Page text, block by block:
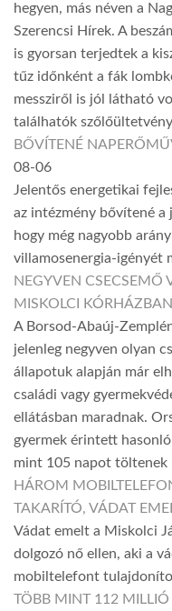
hegyen, más néven a
Szerencsi Hírek. A
is gyorsan terjedtek a
tűz időnként a fák
messziről is jól látható
találhatók
BŐVÍTENÉ
08-06
Jelentős energetikai
az intézmény bővítené a
hogy még nagyobb
villamosenergia-igényét
NEGYVEN CSECSEMŐ
MISKOLCI KÓRHÁZBAN
A Borsod-Abaúj-
jelenleg negyven olyan
állapotuk alapján már
családi vagy
ellátásban maradnak.
gyermek érintett
mint 105 napot töltenek
HÁROM
TAKARÍTÓ, VÁDAT
Vádat emelt a Miskolci
dolgozó nő ellen, aki a
mobiltelefont
TÖBB MINT 112 MILLIÓ